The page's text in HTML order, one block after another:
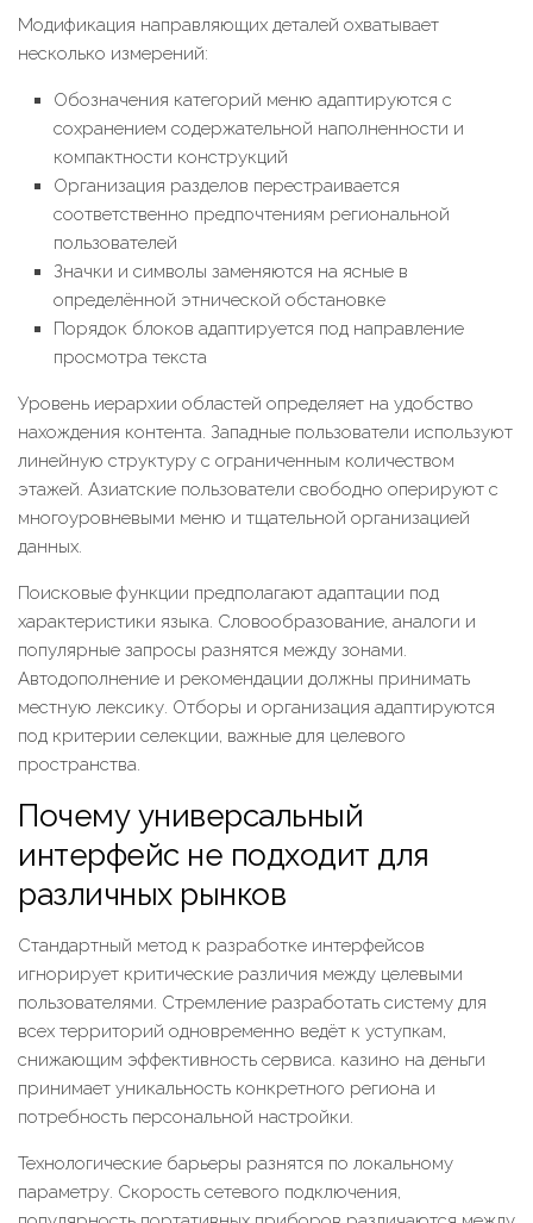
Модификация направляющих деталей охватывает
несколько измерений:
Обозначения категорий меню адаптируются с
сохранением содержательной наполненности и
компактности конструкций
Организация разделов перестраивается
соответственно предпочтениям региональной
пользователей
Значки и символы заменяются на ясные в
определённой этнической обстановке
Порядок блоков адаптируется под направление
просмотра текста
Уровень иерархии областей определяет на удобство
нахождения контента. Западные пользователи используют
линейную структуру с ограниченным количеством
этажей. Азиатские пользователи свободно оперируют с
многоуровневыми меню и тщательной организацией
данных.
Поисковые функции предполагают адаптации под
характеристики языка. Словообразование, аналоги и
популярные запросы разнятся между зонами.
Автодополнение и рекомендации должны принимать
местную лексику. Отборы и организация адаптируются
под критерии селекции, важные для целевого
пространства.
Почему универсальный
интерфейс не подходит для
различных рынков
Стандартный метод к разработке интерфейсов
игнорирует критические различия между целевыми
пользователями. Стремление разработать систему для
всех территорий одновременно ведёт к уступкам,
снижающим эффективность сервиса. казино на деньги
принимает уникальность конкретного региона и
потребность персональной настройки.
Технологические барьеры разнятся по локальному
параметру. Скорость сетевого подключения,